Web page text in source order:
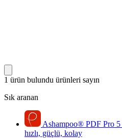
1 ürün bulundu ürünleri sayın
Sık aranan
Ashampoo® PDF Pro 5
hızlı, güçlü, kolay